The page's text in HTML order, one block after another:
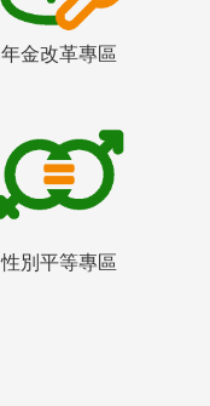
年金改革專區
性別平等專區